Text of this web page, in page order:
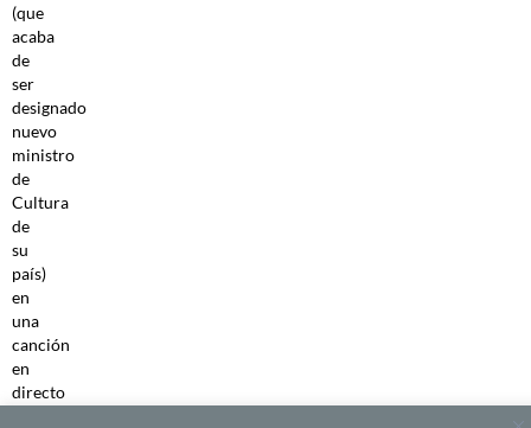
(que
acaba
de
ser
designado
nuevo
ministro
de
Cultura
de
su
país)
en
una
canción
en
directo